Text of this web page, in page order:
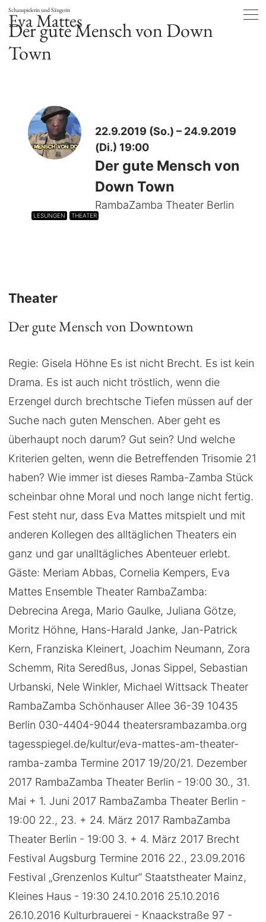
Schauspielerin und Sängerin
Eva Mattes
Der gute Mensch von Down
Town
LESUNGEN THEATER
22.9.2019 (So.) – 24.9.2019
(Di.) 19:00
Der gute Mensch von
Down Town
RambaZamba Theater Berlin
Theater
Der gute Mensch von Downtown
Regie: Gisela Höhne Es ist nicht Brecht. Es ist kein
Drama. Es ist auch nicht tröstlich, wenn die
Erzengel durch brechtsche Tiefen müssen auf der
Suche nach guten Menschen. Aber geht es
überhaupt noch darum? Gut sein? Und welche
Kriterien gelten, wenn die Betreffenden Trisomie 21
haben? Wie immer ist dieses Ramba-Zamba Stück
scheinbar ohne Moral und noch lange nicht fertig.
Fest steht nur, dass Eva Mattes mitspielt und mit
anderen Kollegen des alltäglichen Theaters ein
ganz und gar unalltägliches Abenteuer erlebt.
Gäste: Meriam Abbas, Cornelia Kempers, Eva
Mattes Ensemble Theater RambaZamba:
Debrecina Arega, Mario Gaulke, Juliana Götze,
Moritz Höhne, Hans-Harald Janke, Jan-Patrick
Kern, Franziska Kleinert, Joachim Neumann, Zora
Schemm, Rita Seredßus, Jonas Sippel, Sebastian
Urbanski, Nele Winkler, Michael Wittsack Theater
RambaZamba Schönhauser Allee 36-39 10435
Berlin 030-4404-9044 theatersrambazamba.org
tagesspiegel.de/kultur/eva-mattes-am-theater-
ramba-zamba Termine 2017 19/20/21. Dezember
2017 RambaZamba Theater Berlin - 19:00 30., 31.
Mai + 1. Juni 2017 RambaZamba Theater Berlin -
19:00 22., 23. + 24. März 2017 RambaZamba
Theater Berlin - 19:00 3. + 4. März 2017 Brecht
Festival Augsburg Termine 2016 22., 23.09.2016
Festival „Grenzenlos Kultur” Staatstheater Mainz,
Kleines Haus - 19:30 24.10.2016 25.10.2016
26.10.2016 Kulturbrauerei - Knaackstraße 97 -